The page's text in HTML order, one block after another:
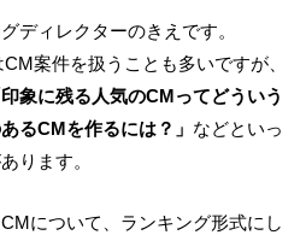
ディレクターのきえです。
案件を扱うことも多いですが、
印象に残る人気のCMってどういう
るCMを作るには？」 などといっ
ります。
について、ランキング形式にし